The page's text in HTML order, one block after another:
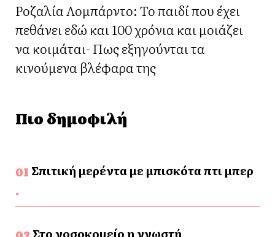
Ροζαλία Λομπάρντο: Το παιδί που έχει
πεθάνει εδώ και 100 χρόνια και μοιάζει
να κοιμάται- Πως εξηγούνται τα
κινούμενα βλέφαρα της
Πιο δημοφιλή
Σπιτική μερέντα με μπισκότα πτι μπερ